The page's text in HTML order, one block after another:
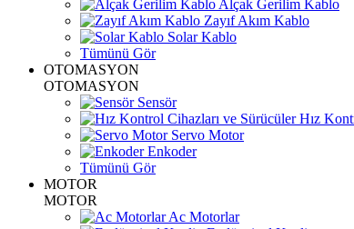
Alçak Gerilim Kablo
Zayıf Akım Kablo
Solar Kablo
Tümünü Gör
OTOMASYON
OTOMASYON
Sensör
Hız
Servo Motor
Enkoder
Tümünü Gör
MOTOR
MOTOR
Ac Motorlar